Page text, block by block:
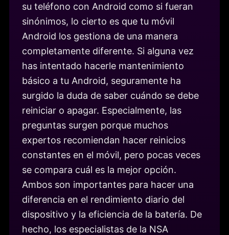
su teléfono con Android como si fueran
sinónimos, lo cierto es que tu móvil
Android los gestiona de una manera
completamente diferente. Si alguna vez
has intentado hacerle mantenimiento
básico a tu Android, seguramente ha
surgido la duda de saber cuándo se debe
reiniciar o apagar. Especialmente, las
preguntas surgen porque muchos
expertos recomiendan hacer reinicios
constantes en el móvil, pero pocas veces
se compara cuál es la mejor opción.
Ambos son importantes para hacer una
diferencia en el rendimiento diario del
dispositivo y la eficiencia de la batería. De
hecho, los especialistas de la NSA